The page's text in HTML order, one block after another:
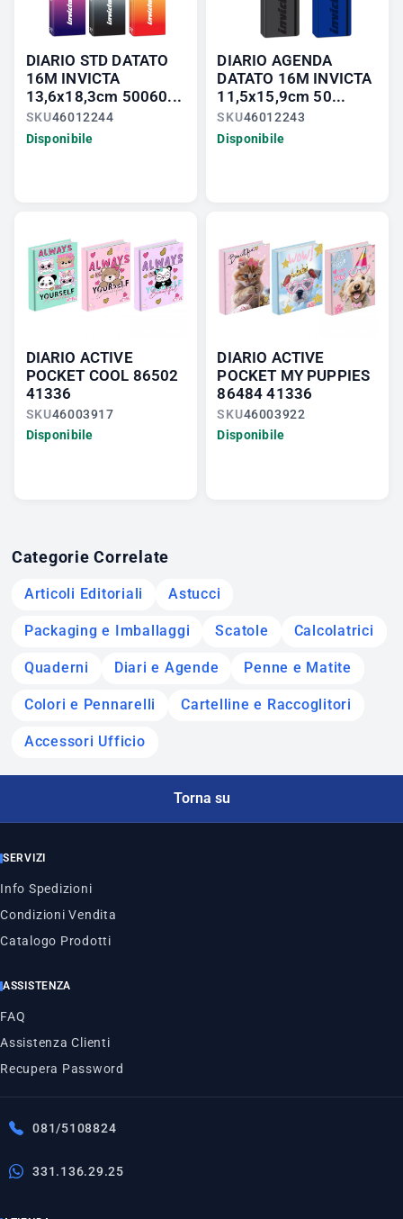
DIARIO STD DATATO
16M INVICTA
13,6x18,3cm 50060...
SKU46012244
Disponibile
DIARIO AGENDA
DATATO 16M INVICTA
11,5x15,9cm 50...
SKU46012243
Disponibile
DIARIO ACTIVE
POCKET COOL 86502
41336
SKU46003917
Disponibile
DIARIO ACTIVE
POCKET MY PUPPIES
86484 41336
SKU46003922
Disponibile
Categorie Correlate
Articoli Editoriali Astucci
Packaging e Imballaggi Scatole Calcolatrici
Quaderni Diari e Agende Penne e Matite
Colori e Pennarelli Cartelline e Raccoglitori
Accessori Ufficio
Torna su
SERVIZI
Info Spedizioni
Condizioni Vendita
Catalogo Prodotti
ASSISTENZA
FAQ
Assistenza Clienti
Recupera Password
081/5108824
331.136.29.25